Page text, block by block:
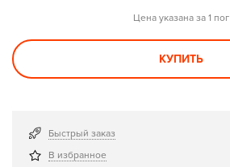
Цена указана за 1 пог
КУПИТЬ
Быстрый заказ
В избранное